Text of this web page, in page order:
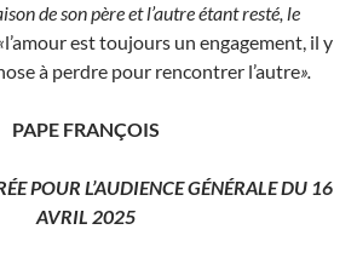
de son père et l’autre étant resté, le
l’amour est toujours un engagement, il y
à perdre pour rencontrer l’autre».
PAPE FRANÇOIS
POUR L’AUDIENCE GÉNÉRALE DU 16
AVRIL 2025